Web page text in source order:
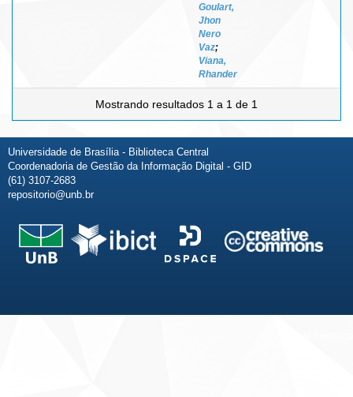
Goulart,
Jhon
Nero
Vaz;
Viana,
Rhander
Mostrando resultados 1 a 1 de 1
Universidade de Brasília - Biblioteca Central
Coordenadoria de Gestão da Informação Digital - GID
(61) 3107-2683
repositorio@unb.br